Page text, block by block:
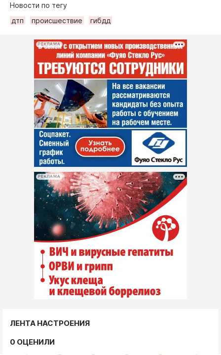
Новости по тегу
дтп
происшествие гибдд
РЕКЛАМА
РЕКЛАМА
ЛЕНТА НАСТРОЕНИЯ
0 ОЦЕНИЛИ